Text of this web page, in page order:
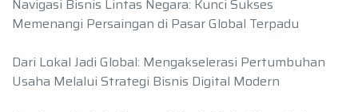
Navigasi Bisnis Lintas Negara: Kunci Sukses
Memenangi Persaingan di Pasar Global Terpadu
Dari Lokal Jadi Global: Mengakselerasi Pertumbuhan
Usaha Melalui Strategi Bisnis Digital Modern